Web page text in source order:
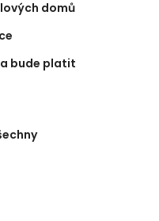
domů
bude platit